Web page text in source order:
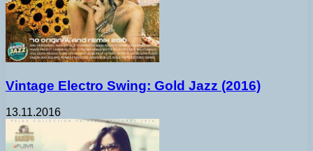
Vintage Electro Swing: Gold Jazz (2016)
13.11.2016